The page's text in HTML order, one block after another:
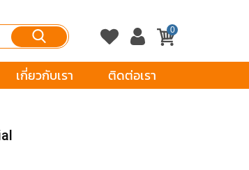
0
เกี่ยวกับเรา ติดต่อเรา